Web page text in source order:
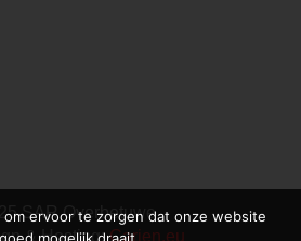
SAR Overbetuwe
& Hosting:Carien.eu
om ervoor te zorgen dat onze website